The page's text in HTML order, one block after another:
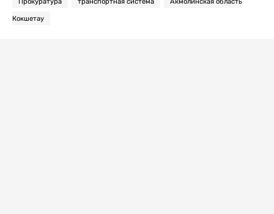
Кокшетау